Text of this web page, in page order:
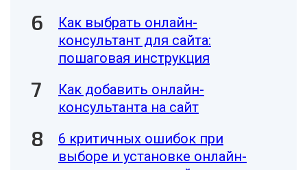
Как выбрать онлайн-
консультант для сайта:
пошаговая инструкция
Как добавить онлайн-
консультанта на сайт
6 критичных ошибок при
выборе и установке онлайн-